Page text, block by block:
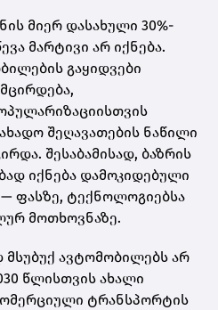
მიერ დასახული 30%-
მარტივი არ იქნება.
გაყიდვები
შეღავათების ნაწილი
შესაბამისად, ბაზრის
იქნება დამოკიდებული
ფასზე, ტექნოლოგიებსა
მოთხოვნაზე.
ავტომობილებს არ
წლისთვის ახალი
ტრანსპორტის